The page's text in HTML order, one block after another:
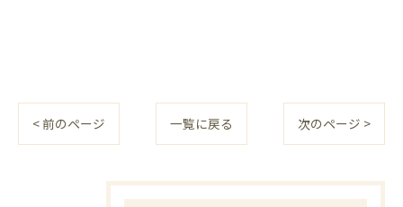
< 前のページ 一覧に戻る 次のページ >